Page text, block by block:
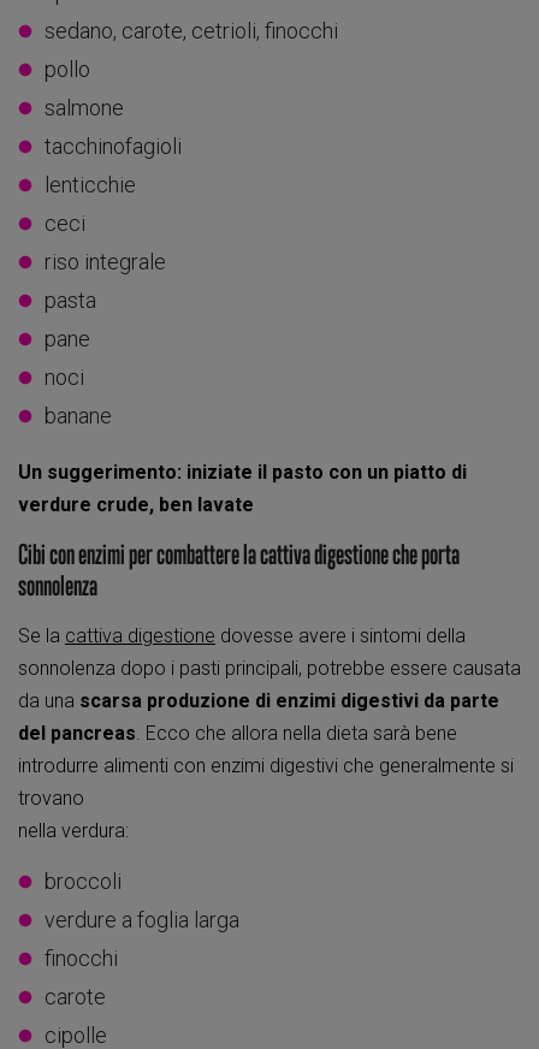
sedano, carote, cetrioli, finocchi
pollo
salmone
tacchinofagioli
lenticchie
ceci
riso integrale
pasta
pane
noci
banane
Un suggerimento: iniziate il pasto con un piatto di
verdure crude, ben lavate
Cibi con enzimi per combattere la cattiva digestione che porta
sonnolenza
Se la cattiva digestione dovesse avere i sintomi della
sonnolenza dopo i pasti principali, potrebbe essere causata
da una scarsa produzione di enzimi digestivi da parte
del pancreas . Ecco che allora nella dieta sarà bene
introdurre alimenti con enzimi digestivi che generalmente si
trovano
nella verdura:
broccoli
verdure a foglia larga
finocchi
carote
cipolle